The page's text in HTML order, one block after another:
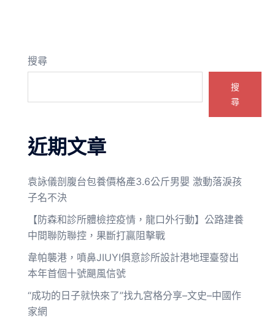
搜尋
搜
尋
近期文章
袁詠儀剖腹台包養價格產3.6公斤男嬰 激動落淚孩
子名不決
【防森和診所體檢控疫情，龍口外行動】公路建養
中間聯防聯控，果斷打贏阻擊戰
韋帕襲港，噴鼻JIUYI俱意診所設計港地理臺發出
本年首個十號颶風信號
“成功的日子就快來了”找九宮格分享–文史–中國作
家網